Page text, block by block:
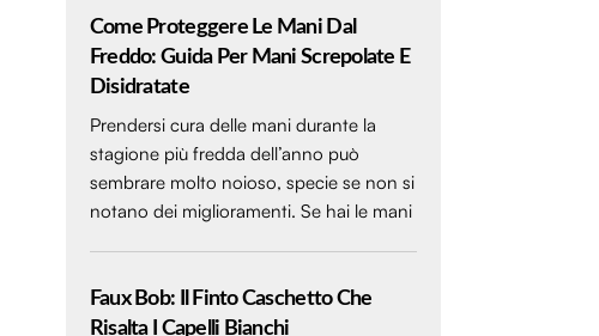
Come Proteggere Le Mani Dal
Freddo: Guida Per Mani Screpolate E
Disidratate
Prendersi cura delle mani durante la
stagione più fredda dell’anno può
sembrare molto noioso, specie se non si
notano dei miglioramenti. Se hai le mani
Faux Bob: Il Finto Caschetto Che
Risalta I Capelli Bianchi